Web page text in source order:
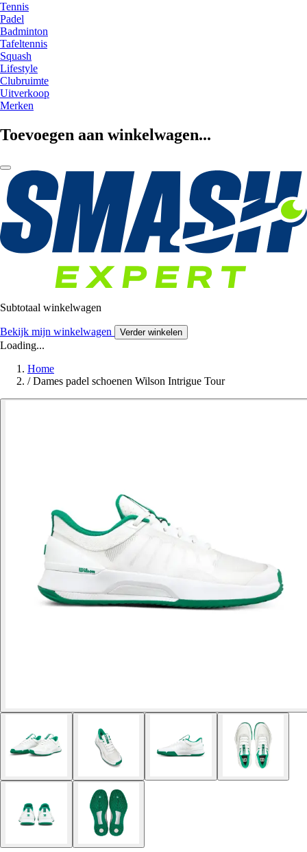
Tennis
Padel
Badminton
Tafeltennis
Squash
Lifestyle
Clubruimte
Uitverkoop
Merken
Toevoegen aan winkelwagen...
Subtotaal winkelwagen
Bekijk mijn winkelwagen Verder winkelen
Loading...
Home
/ Dames padel schoenen Wilson Intrigue Tour